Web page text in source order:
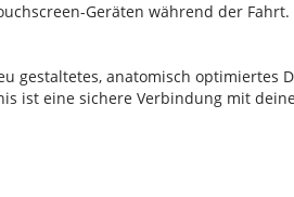
Geräten während der Fahrt.
gestaltetes, anatomisch optimiertes
ist eine sichere Verbindung mit